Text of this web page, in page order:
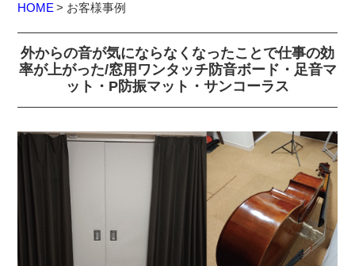
HOME お客様事例
外からの音が気にならなくなったことで仕事の効
率が上がった/窓用ワンタッチ防音ボード・足音マ
ット・P防振マット・サンコーラス